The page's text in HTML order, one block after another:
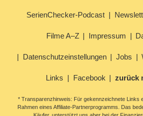
SerienChecker-Podcast
Filme A–Z Impressum
Datenschutzeinstellungen Jobs
Links Facebook zurück
* Transparenzhinweis: Für gekennzeichnete Links
Rahmen eines Affiliate-Partnerprogramms. Das